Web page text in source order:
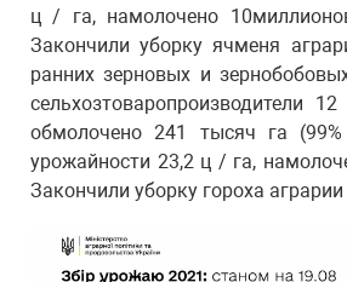
ц / га, намолочено
Закончили уборку ячменя
ранних зерновых и
сельхозтоваропроизводители
обмолочено 241 тысяч га
урожайности 23,2 ц / га,
Закончили уборку гороха аграрии